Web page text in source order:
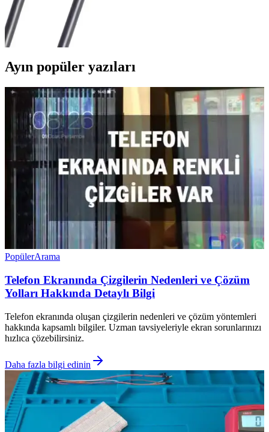
aktarımıyla modern cihazların vazgeçilmezleri haline geliyor. Güncel
gelişmeler ve kullanım alanlarıyla bağlantı teknolojileri yakından
inceleniyor.
Ayın popüler yazıları
PopülerArama
Telefon Ekranında Çizgilerin Nedenleri ve Çözüm
Yolları Hakkında Detaylı Bilgi
Telefon ekranında oluşan çizgilerin nedenleri ve çözüm yöntemleri
hakkında kapsamlı bilgiler. Uzman tavsiyeleriyle ekran sorunlarınızı
hızlıca çözebilirsiniz.
Daha fazla bilgi edinin